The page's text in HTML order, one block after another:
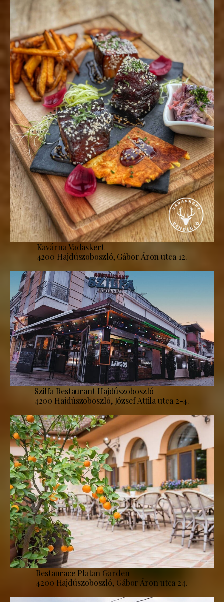
Kavárna Vadaskert
4200 Hajdúszoboszló, Gábor Áron utca 12.
Szilfa Restaurant Hajdúszoboszló
4200 Hajdúszoboszló, József Attila utca 2-4.
Restaurace Platan Garden
4200 Hajdúszoboszló, Gábor Áron utca 24.